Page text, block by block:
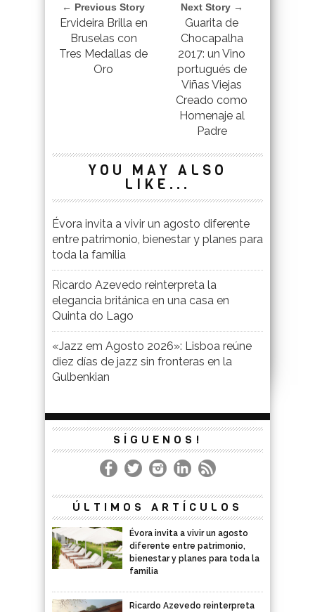
← Previous Story
Ervideira Brilla en
Bruselas con
Tres Medallas de
Oro
Next Story →
Guarita de
Chocapalha
2017: un Vino
portugués de
Viñas Viejas
Creado como
Homenaje al
Padre
YOU MAY ALSO
LIKE...
Évora invita a vivir un agosto diferente
entre patrimonio, bienestar y planes para
toda la familia
Ricardo Azevedo reinterpreta la
elegancia británica en una casa en
Quinta do Lago
«Jazz em Agosto 2026»: Lisboa reúne
diez días de jazz sin fronteras en la
Gulbenkian
SÍGUENOS!
ÚLTIMOS ARTÍCULOS
Évora invita a vivir un agosto
diferente entre patrimonio,
bienestar y planes para toda la
familia
Ricardo Azevedo reinterpreta